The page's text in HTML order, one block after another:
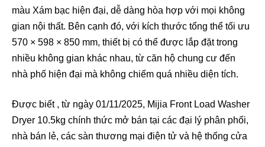
màu Xám bạc hiện đại, dễ dàng hòa hợp với mọi không
gian nội thất. Bên cạnh đó, với kích thước tổng thể tối ưu
570 × 598 × 850 mm, thiết bị có thể được lắp đặt trong
nhiều không gian khác nhau, từ căn hộ chung cư đến
nhà phố hiện đại mà không chiếm quá nhiều diện tích.
Được biết , từ ngày 01/11/2025, Mijia Front Load Washer
Dryer 10.5kg chính thức mở bán tại các đại lý phân phối,
nhà bán lẻ, các sàn thương mại điện tử và hệ thống cửa